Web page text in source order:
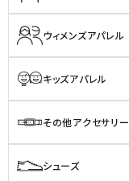
ウィメンズアパレル
キッズアパレル
その他アクセサリー
シューズ